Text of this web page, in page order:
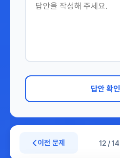
답안 확인
이전 문제 12 / 14